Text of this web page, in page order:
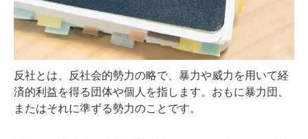
反社とは、反社会的勢力の略で、暴力や威力を用いて経
済的利益を得る団体や個人を指します。おもに暴力団、
またはそれに準ずる勢力のことです。